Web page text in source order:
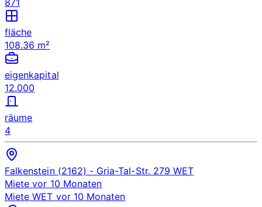
fläche
108.36 m²
eigenkapital
12.000
räume
4
Falkenstein (2162) - Gria-Tal-Str. 279 WET
Miete vor 10 Monaten
Miete WET vor 10 Monaten